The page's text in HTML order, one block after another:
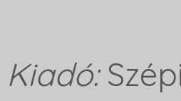
Kiadó: